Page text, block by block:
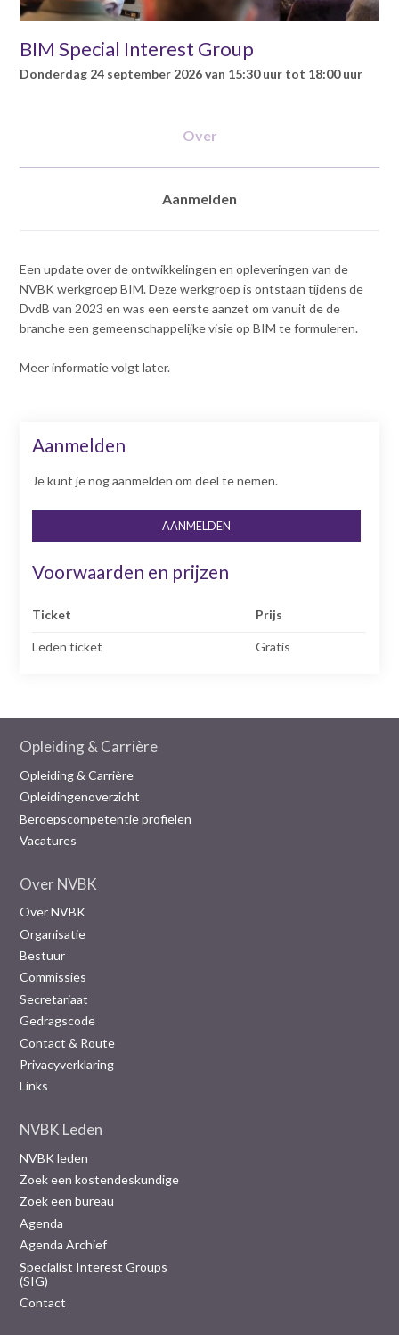
v
g
a
J
o
m
a
i
c
BIM Special Interest Group
donderdag 24 september 2026 van 15:30 uur tot 18:00 uur
Over
Aanmelden
Een update over de ontwikkelingen en opleveringen van de
NVBK werkgroep BIM. Deze werkgroep is ontstaan tijdens de
DvdB van 2023 en was een eerste aanzet om vanuit de de
branche een gemeenschappelijke visie op BIM te formuleren.
Meer informatie volgt later.
Aanmelden
Je kunt je nog aanmelden om deel te nemen.
AANMELDEN
Voorwaarden en prijzen
Ticket Prijs
Leden ticket Gratis
Opleiding & Carrière
Opleiding & Carrière
Opleidingenoverzicht
Beroepscompetentie profielen
Vacatures
Over NVBK
Over NVBK
Organisatie
Bestuur
Commissies
Secretariaat
Gedragscode
Contact & Route
Privacyverklaring
Links
NVBK Leden
NVBK leden
Zoek een kostendeskundige
Zoek een bureau
Agenda
Agenda Archief
Specialist Interest Groups
(SIG)
Contact
Inloggen mijn NVBK
Contact
Inloggen